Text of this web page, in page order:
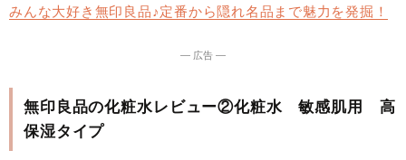
みんな大好き無印良品♪定番から隠れ名品まで魅力を発掘！
― 広告 ―
無印良品の化粧水レビュー②化粧水 敏感肌用 高
保湿タイプ